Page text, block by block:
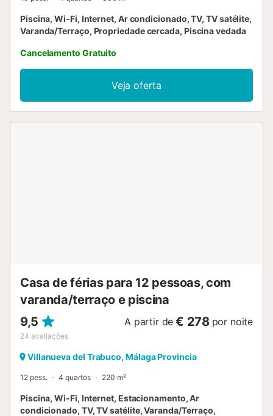
Piscina, Wi-Fi, Internet, Ar condicionado, TV, TV satélite,
Varanda/Terraço, Propriedade cercada, Piscina vedada
Cancelamento Gratuito
Veja oferta
Casa de férias para 12 pessoas, com
varanda/terraço e piscina
9,5
24 avaliações
A partir de € 278 por noite
Villanueva del Trabuco, Málaga Provincia
12 pess. 4 quartos 220 m²
Piscina, Wi-Fi, Internet, Estacionamento, Ar
condicionado, TV, TV satélite, Varanda/Terraço,